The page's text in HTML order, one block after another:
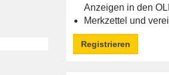
Anzeigen in den
Merkzettel und
Registrieren